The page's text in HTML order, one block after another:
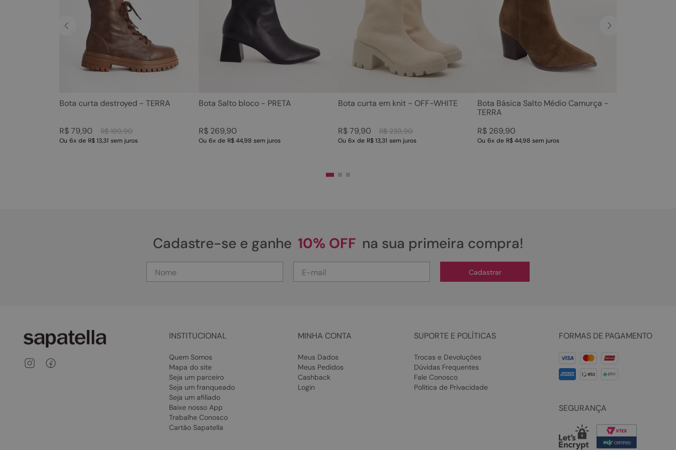
Bota curta destroyed - TERRA
R$ 199,90
R$79,90
Ou 6x de R$ 13,31 sem juros
Bota Salto bloco - PRETA
R$ 269,90
Ou 6x de R$ 44,98 sem juros
Bota curta em knit - OFF-WHITE
R$ 239,90
R$79,90
Ou 6x de R$ 13,31 sem juros
Bota Básica Salto Médio Camurça -
TERRA
R$ 269,90
Ou 6x de R$ 44,98 sem juros
Cadastre-se e ganhe 10% OFF na sua primeira compra!
Cadastrar
INSTITUCIONAL
Quem Somos
Mapa do site
Seja um parceiro
Seja um franqueado
Seja um afiliado
Baixe nosso App
Trabalhe Conosco
Cartão Sapatella
MINHA CONTA
Meus Dados
Meus Pedidos
Cashback
Login
SUPORTE E POLÍTICAS
Trocas e Devoluções
Dúvidas Frequentes
Fale Conosco
Política de Privacidade
FORMAS DE PAGAMENTO
SEGURANÇA
rasteira
tamanco
bolsa
sapatilha